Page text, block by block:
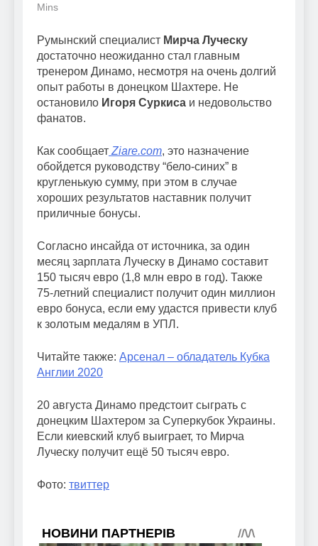
Mins
Румынский специалист Мирча Луческу
достаточно неожиданно стал главным
тренером Динамо, несмотря на очень долгий
опыт работы в донецком Шахтере. Не
остановило Игоря Суркиса и недовольство
фанатов.
Как сообщает Ziare.com, это назначение
обойдется руководству “бело-синих” в
кругленькую сумму, при этом в случае
хороших результатов наставник получит
приличные бонусы.
Согласно инсайда от источника, за один
месяц зарплата Луческу в Динамо составит
150 тысяч евро (1,8 млн евро в год). Также
75-летний специалист получит один миллион
евро бонуса, если ему удастся привести клуб
к золотым медалям в УПЛ.
Читайте также: Арсенал – обладатель Кубка
Англии 2020
20 августа Динамо предстоит сыграть с
донецким Шахтером за Суперкубок Украины.
Если киевский клуб выиграет, то Мирча
Луческу получит ещё 50 тысяч евро.
Фото: твиттер